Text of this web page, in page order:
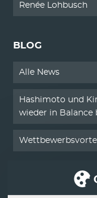
Renée Lohbusch
BLOG
Alle News
Hashimoto und
wieder in Balance